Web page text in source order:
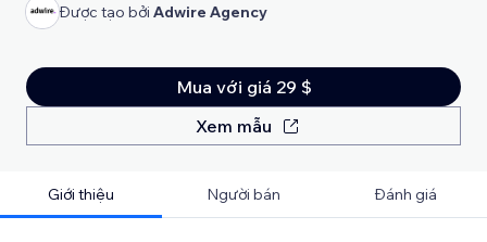
Được tạo bởi Adwire Agency
Mua với giá 29 $
Xem mẫu
Giới thiệu Người bán Đánh giá